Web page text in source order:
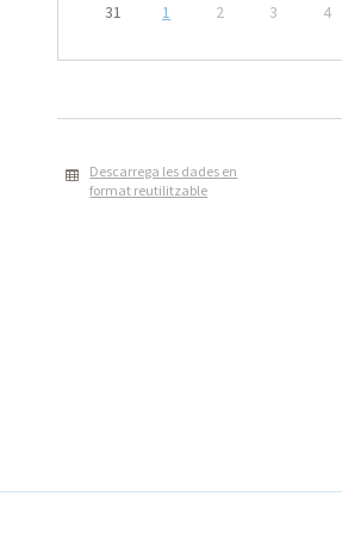
31
1 2 3 4
Descarrega les dades en
format reutilitzable